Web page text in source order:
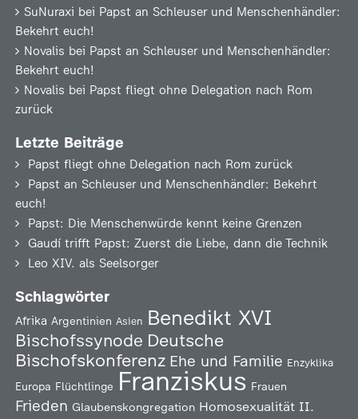
SuNuraxi bei Papst an Schleuser und Menschenhändler:
Bekehrt euch!
Novalis bei Papst an Schleuser und Menschenhändler:
Bekehrt euch!
Novalis bei Papst fliegt ohne Delegation nach Rom
zurück
Letzte Beiträge
Papst fliegt ohne Delegation nach Rom zurück
Papst an Schleuser und Menschenhändler: Bekehrt
euch!
Papst: Die Menschenwürde kennt keine Grenzen
Gaudí trifft Papst: Zuerst die Liebe, dann die Technik
Leo XIV. als Seelsorger
Schlagwörter
Afrika Argentinien Asien Benedikt XVI
Bischofssynode Deutsche
Bischofskonferenz Ehe und Familie Enzyklika
Europa Flüchtlinge Franziskus Frauen
Frieden Glaubenskongregation Homosexualität II.